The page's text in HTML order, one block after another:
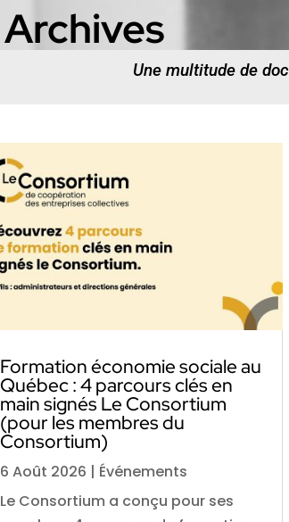
Archives
Une multitude de
Formation économie sociale au
Québec : 4 parcours clés en
main signés Le Consortium
(pour les membres du
Consortium)
6 Août 2026 | Événements
Le Consortium a conçu pour ses